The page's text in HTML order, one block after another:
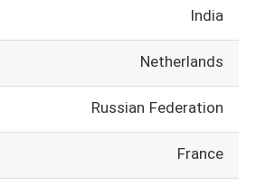
India
Netherlands
Russian Federation
France